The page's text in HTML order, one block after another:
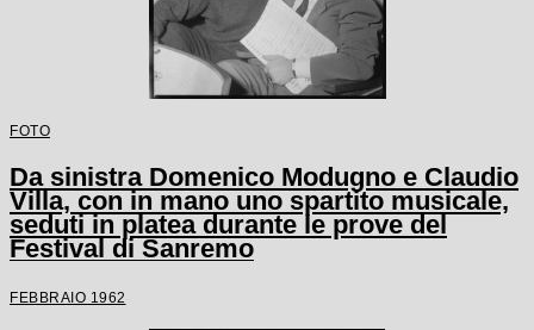
FOTO
Da sinistra Domenico Modugno e Claudio
Villa, con in mano uno spartito musicale,
seduti in platea durante le prove del
Festival di Sanremo
FEBBRAIO 1962